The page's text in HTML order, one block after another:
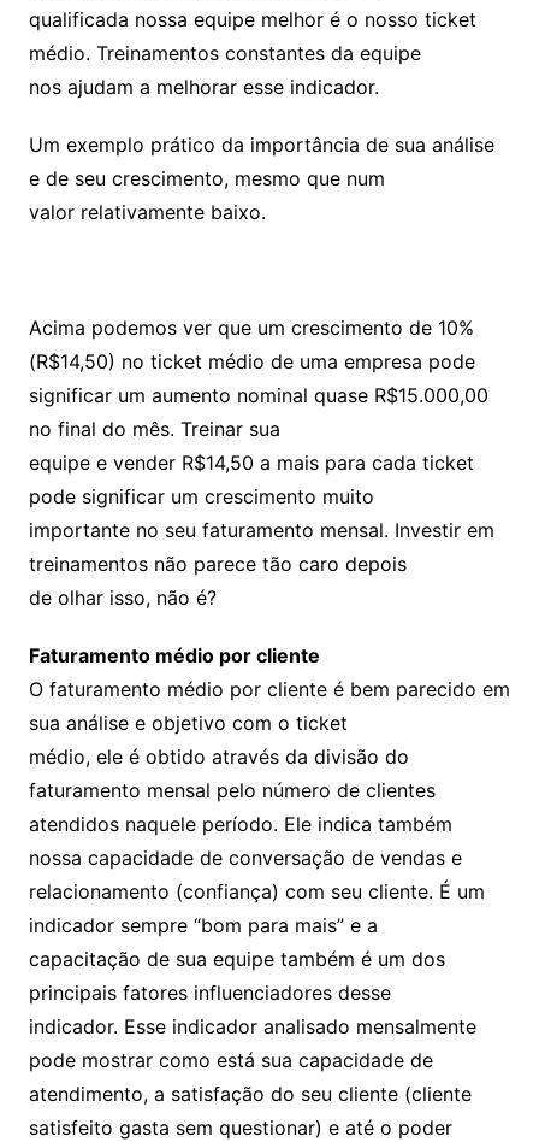
qualificada nossa equipe melhor é o nosso ticket
médio. Treinamentos constantes da equipe
nos ajudam a melhorar esse indicador.
Um exemplo prático da importância de sua análise
e de seu crescimento, mesmo que num
valor relativamente baixo.
Acima podemos ver que um crescimento de 10%
(R$14,50) no ticket médio de uma empresa pode
significar um aumento nominal quase R$15.000,00
no final do mês. Treinar sua
equipe e vender R$14,50 a mais para cada ticket
pode significar um crescimento muito
importante no seu faturamento mensal. Investir em
treinamentos não parece tão caro depois
de olhar isso, não é?
Faturamento médio por cliente
O faturamento médio por cliente é bem parecido em
sua análise e objetivo com o ticket
médio, ele é obtido através da divisão do
faturamento mensal pelo número de clientes
atendidos naquele período. Ele indica também
nossa capacidade de conversação de vendas e
relacionamento (confiança) com seu cliente. É um
indicador sempre “bom para mais” e a
capacitação de sua equipe também é um dos
principais fatores influenciadores desse
indicador. Esse indicador analisado mensalmente
pode mostrar como está sua capacidade de
atendimento, a satisfação do seu cliente (cliente
satisfeito gasta sem questionar) e até o poder